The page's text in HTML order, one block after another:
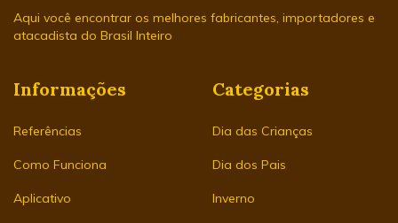
Aqui você encontrar os melhores fabricantes, importadores e
atacadista do Brasil Inteiro
Informações
Referências
Como Funciona
Aplicativo
Categorias
Dia das Crianças
Dia dos Pais
Inverno